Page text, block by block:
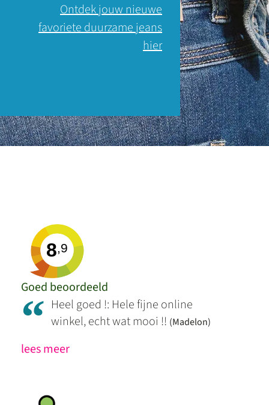
Ontdek jouw nieuwe
favoriete duurzame jeans
hier
8,9
Goed beoordeeld
“ Heel goed !: Hele fijne online
winkel, echt wat mooi !! (Madelon)
lees meer